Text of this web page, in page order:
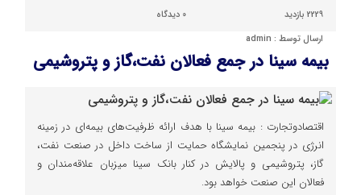
2229 بازدید
0 دیدگاه
ارسال توسط : admin
بیمه سینا در جمع فعالان نفت،گاز و پتروشیمی
اقتصادوتجارت : بیمه سینا با هدف ارائه ظرفیت‌های بیمه‌ای در زمینه
انرژی در پنجمین نمایشگاه حمایت از ساخت داخل در صنعت نفت،
گاز، پتروشیمی و پالایش در کنار بانک سینا میزبان علاقه‌مندان و
فعالان این صنعت خواهد بود.